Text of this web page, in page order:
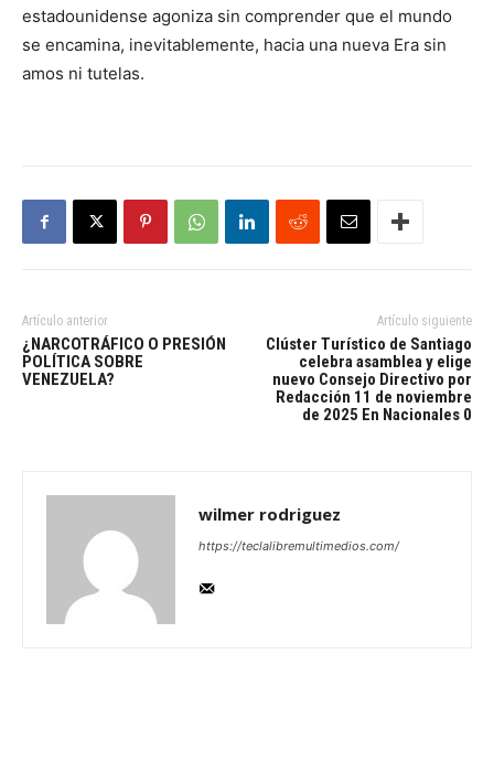
estadounidense agoniza sin comprender que el mundo
se encamina, inevitablemente, hacia una nueva Era sin
amos ni tutelas.
Artículo anterior
¿NARCOTRÁFICO O PRESIÓN
POLÍTICA SOBRE
VENEZUELA?
Artículo siguiente
Clúster Turístico de Santiago
celebra asamblea y elige
nuevo Consejo Directivo por
Redacción 11 de noviembre
de 2025 En Nacionales 0
wilmer rodriguez
https://teclalibremultimedios.com/